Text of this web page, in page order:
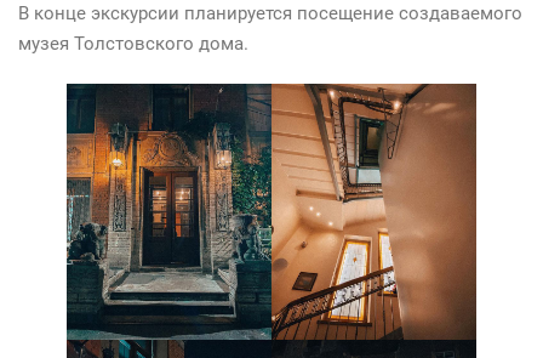
В конце экскурсии планируется посещение создаваемого
музея Толстовского дома.